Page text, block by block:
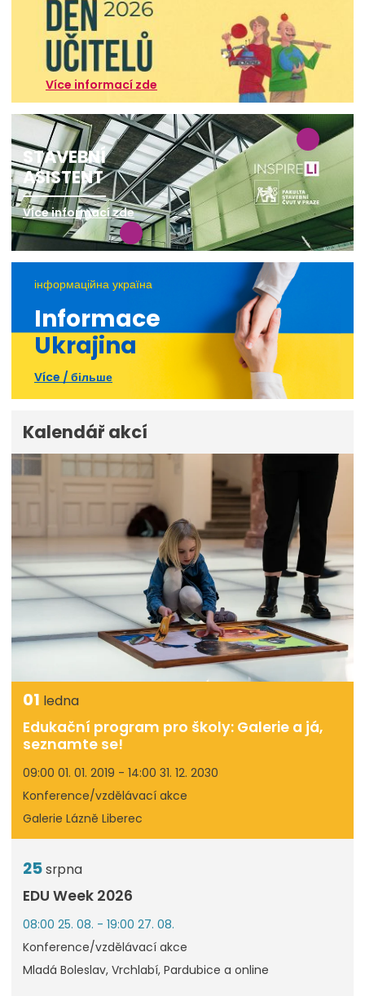
Více informací zde
STAVEBNÍ
ASISTENT
Více informací zde
інформаційна україна
Informace
Ukrajina
Více / більше
Kalendář akcí
01 ledna
Edukační program pro školy: Galerie a já,
seznamte se!
09:00 01. 01. 2019 - 14:00 31. 12. 2030
Konference/vzdělávací akce
Galerie Lázně Liberec
25srpna
EDU Week 2026
08:00 25. 08. - 19:00 27. 08.
Konference/vzdělávací akce
Mladá Boleslav, Vrchlabí, Pardubice a online